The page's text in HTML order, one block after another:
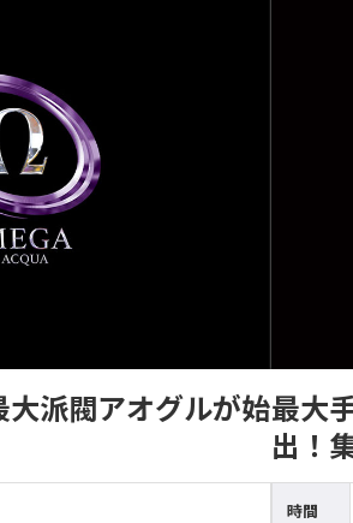
大派閥アオグルが始最大
出！
時間